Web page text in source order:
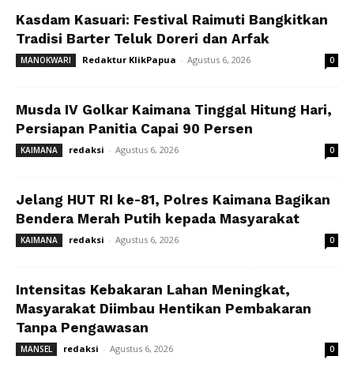
Kasdam Kasuari: Festival Raimuti Bangkitkan
Tradisi Barter Teluk Doreri dan Arfak
MANOKWARI Redaktur KlikPapua - Agustus 6, 2026 0
Musda IV Golkar Kaimana Tinggal Hitung Hari,
Persiapan Panitia Capai 90 Persen
KAIMANA redaksi - Agustus 6, 2026 0
Jelang HUT RI ke-81, Polres Kaimana Bagikan
Bendera Merah Putih kepada Masyarakat
KAIMANA redaksi - Agustus 6, 2026 0
Intensitas Kebakaran Lahan Meningkat,
Masyarakat Diimbau Hentikan Pembakaran
Tanpa Pengawasan
MANSEL redaksi - Agustus 6, 2026 0